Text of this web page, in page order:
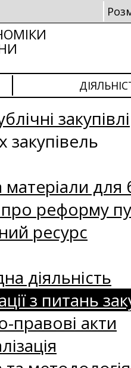
закупівлі
закупівель
для
реформу
ресурс
діяльність
з питань
правові акти